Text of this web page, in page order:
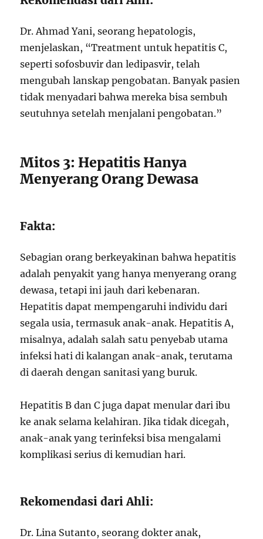
Dr. Ahmad Yani, seorang hepatologis,
menjelaskan, “Treatment untuk hepatitis C,
seperti sofosbuvir dan ledipasvir, telah
mengubah lanskap pengobatan. Banyak pasien
tidak menyadari bahwa mereka bisa sembuh
seutuhnya setelah menjalani pengobatan.”
Mitos 3: Hepatitis Hanya
Menyerang Orang Dewasa
Fakta:
Sebagian orang berkeyakinan bahwa hepatitis
adalah penyakit yang hanya menyerang orang
dewasa, tetapi ini jauh dari kebenaran.
Hepatitis dapat mempengaruhi individu dari
segala usia, termasuk anak-anak. Hepatitis A,
misalnya, adalah salah satu penyebab utama
infeksi hati di kalangan anak-anak, terutama
di daerah dengan sanitasi yang buruk.
Hepatitis B dan C juga dapat menular dari ibu
ke anak selama kelahiran. Jika tidak dicegah,
anak-anak yang terinfeksi bisa mengalami
komplikasi serius di kemudian hari.
Rekomendasi dari Ahli:
Dr. Lina Sutanto, seorang dokter anak,